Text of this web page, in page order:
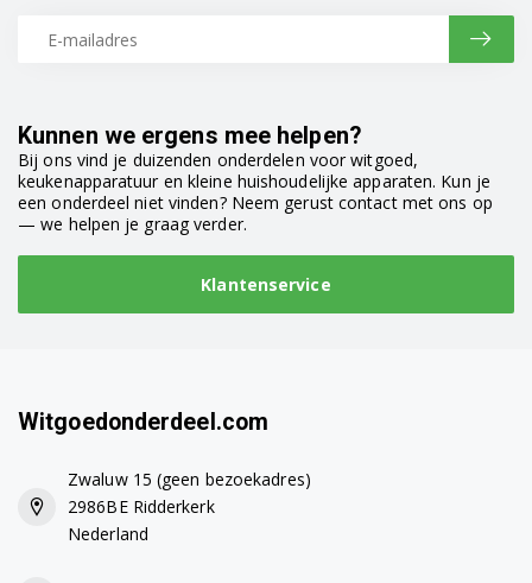
Kunnen we ergens mee helpen?
Bij ons vind je duizenden onderdelen voor witgoed,
keukenapparatuur en kleine huishoudelijke apparaten. Kun je
een onderdeel niet vinden? Neem gerust contact met ons op
— we helpen je graag verder.
Klantenservice
Witgoedonderdeel.com
Zwaluw 15 (geen bezoekadres)
2986BE Ridderkerk
Nederland